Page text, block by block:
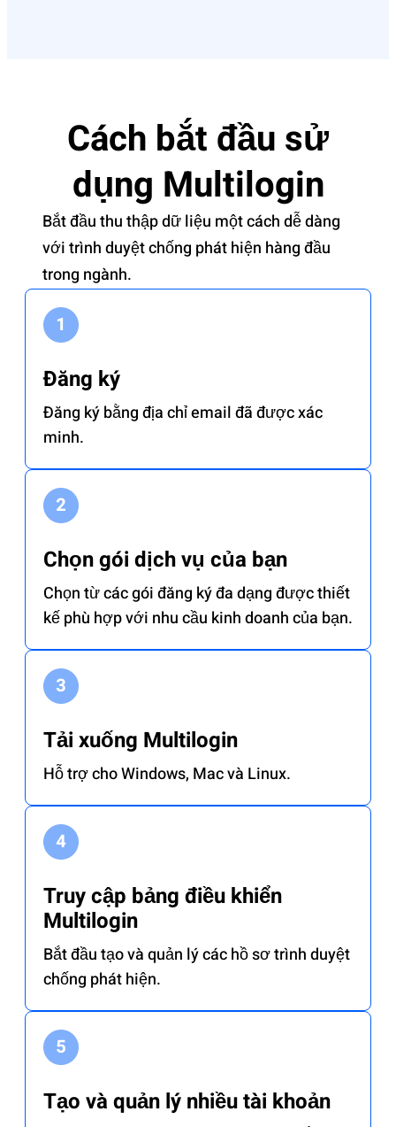
Cách bắt đầu sử
dụng Multilogin
Bắt đầu thu thập dữ liệu một cách dễ dàng
với trình duyệt chống phát hiện hàng đầu
trong ngành.
Đăng ký
Đăng ký bằng địa chỉ email đã được xác
minh.
Chọn gói dịch vụ của bạn
Chọn từ các gói đăng ký đa dạng được thiết
kế phù hợp với nhu cầu kinh doanh của bạn.
Tải xuống Multilogin
Hỗ trợ cho Windows, Mac và Linux.
Truy cập bảng điều khiển
Multilogin
Bắt đầu tạo và quản lý các hồ sơ trình duyệt
chống phát hiện.
Tạo và quản lý nhiều tài khoản